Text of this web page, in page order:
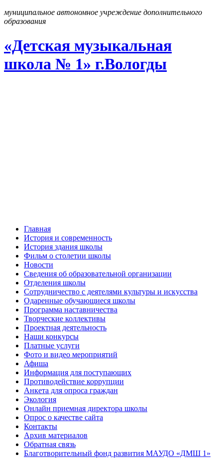
муниципальное автономное учреждение дополнительного
образования
«Детская музыкальная
школа № 1» г.Вологды
Главная
История и современность
История здания школы
Фильм о столетии школы
Новости
Сведения об образовательной организации
Отделения школы
Сотрудничество с деятелями культуры и искусства
Одаренные обучающиеся школы
Программа наставничества
Творческие коллективы
Проектная деятельность
Наши конкурсы
Платные услуги
Фото и видео мероприятий
Афиша
Информация для поступающих
Противодействие коррупции
Анкета для опроса граждан
Экология
Онлайн приемная директора школы
Опрос о качестве сайта
Контакты
Архив материалов
Обратная связь
Благотворительный фонд развития МАУДО «ДМШ 1»